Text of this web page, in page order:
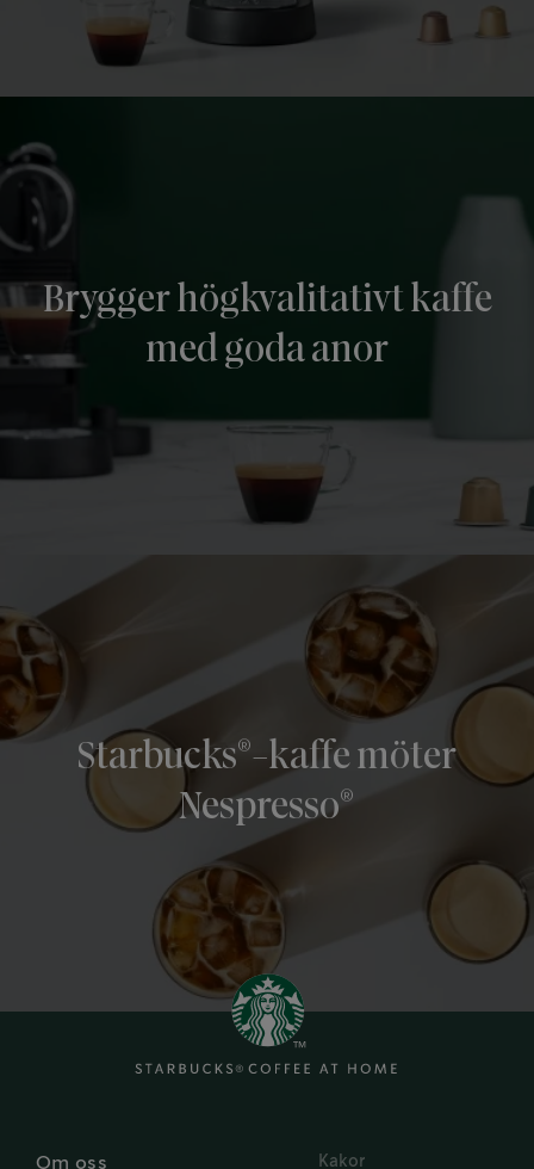
Brygger högkvalitativt kaffe
med goda anor
Starbucks®-kaffe möter
Nespresso®
Om oss Kakor